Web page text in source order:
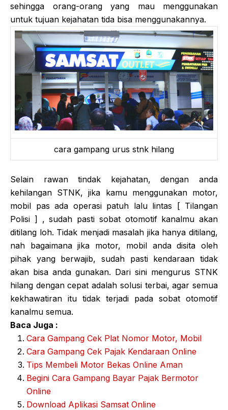
sehingga orang-orang yang mau menggunakan
untuk tujuan kejahatan tida bisa menggunakannya.
cara gampang urus stnk hilang
Selain rawan tindak kejahatan, dengan anda
kehilangan STNK, jika kamu menggunakan motor,
mobil pas ada operasi patuh lalu lintas [ Tilangan
Polisi ] , sudah pasti sobat otomotif kanalmu akan
ditilang loh. Tidak menjadi masalah jika hanya ditilang,
nah bagaimana jika motor, mobil anda disita oleh
pihak yang berwajib, sudah pasti kendaraan tidak
akan bisa anda gunakan. Dari sini mengurus STNK
hilang dengan cepat adalah solusi terbai, agar semua
kekhawatiran itu tidak terjadi pada sobat otomotif
kanalmu semua.
Baca Juga :
Cara Gampang Cek Plat Nomor Motor, Mobil
Cara Gampang Cek Pajak Kendaraan Online
Tips Membeli Motor Bekas Online Aman
Begini Cara Gampang Bayar Pajak Bermotor
Online
Download Aplikasi Samsat Online